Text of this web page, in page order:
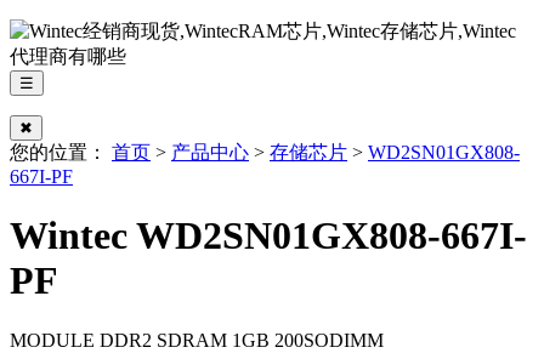
☰
✖
您的位置： 首页 > 产品中心 > 存储芯片 > WD2SN01GX808-
667I-PF
Wintec WD2SN01GX808-667I-
PF
MODULE DDR2 SDRAM 1GB 200SODIMM